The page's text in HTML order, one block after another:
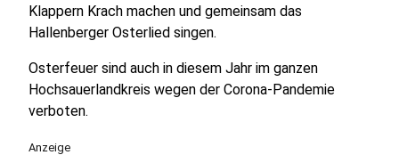
Klappern Krach machen und gemeinsam das
Hallenberger Osterlied singen.
Osterfeuer sind auch in diesem Jahr im ganzen
Hochsauerlandkreis wegen der Corona-Pandemie
verboten.
Anzeige